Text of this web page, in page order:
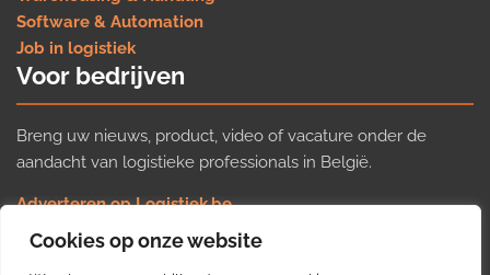
Cookies op onze website
Software & Automation
Job in logistiek
Voor bedrijven
Breng uw nieuws, product, video of vacature onder de
aandacht van logistieke professionals in België.
Adverteren op Logistiek.be
Nieuws insturen
Uw video op Logistiek.TV